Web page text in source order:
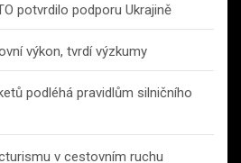
potvrdilo podporu Ukrajině
výkon, tvrdí výzkumy
podléhá pravidlům silničního
v cestovním ruchu